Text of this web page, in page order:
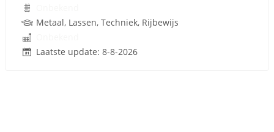
Metaal, Lassen, Techniek, Rijbewijs
Laatste update: 8-8-2026